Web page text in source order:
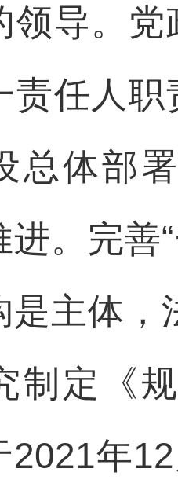
领导。
责任人
总体部
进。完善
是主体，
制定《
2021年